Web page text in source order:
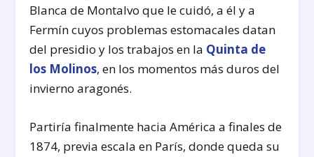
Blanca de Montalvo que le cuidó, a él y a
Fermín cuyos problemas estomacales datan
del presidio y los trabajos en la Quinta de
los Molinos, en los momentos más duros del
invierno aragonés.
Partiría finalmente hacia América a finales de
1874, previa escala en París, donde queda su